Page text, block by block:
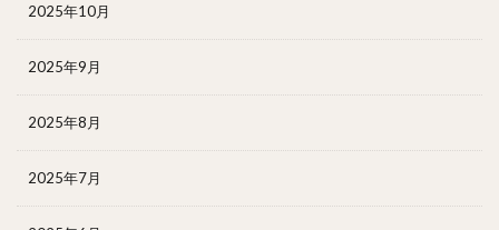
2025年10月
2025年9月
2025年8月
2025年7月